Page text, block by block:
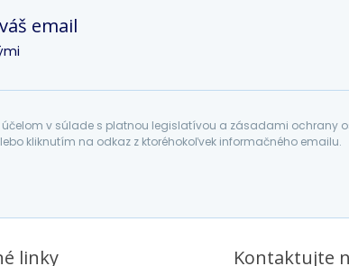
email
v súlade s platnou legislatívou a zásadami ochrany
kliknutím na odkaz z ktoréhokoľvek informačného emailu.
linky Kontaktujte